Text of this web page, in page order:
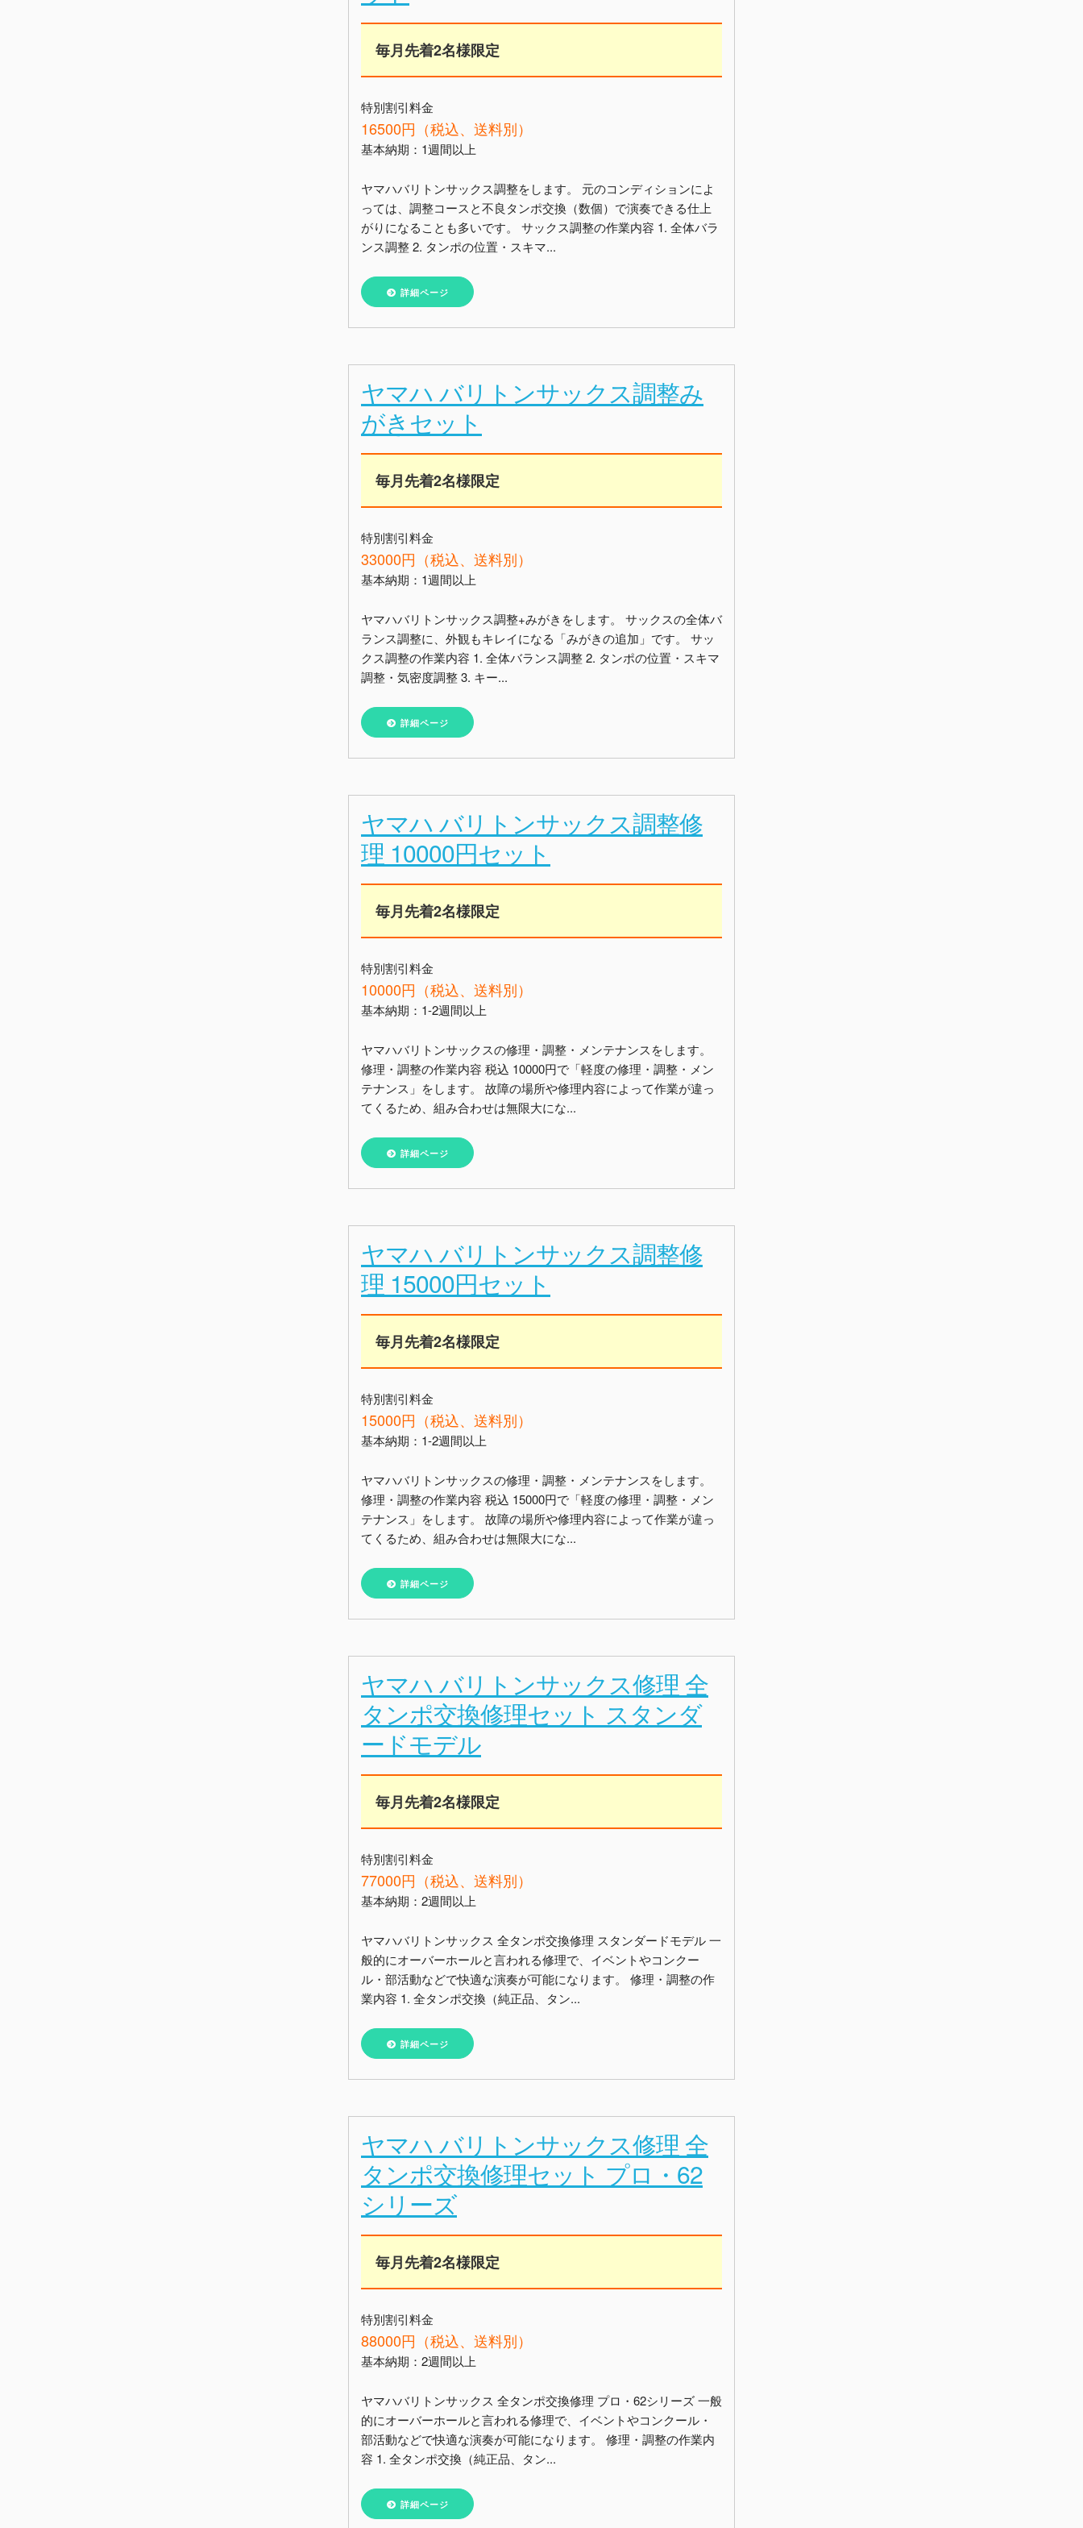
毎月先着2名様限定
特別割引料金
16500円（税込、送料別）
基本納期：1週間以上
ヤマハバリトンサックス調整をします。 元のコンディションによ
っては、調整コースと不良タンポ交換（数個）で演奏できる仕上
がりになることも多いです。 サックス調整の作業内容 1. 全体バラ
ンス調整 2. タンポの位置・スキマ...
詳細ページ
ヤマハ バリトンサックス調整み
がきセット
毎月先着2名様限定
特別割引料金
33000円（税込、送料別）
基本納期：1週間以上
ヤマハバリトンサックス調整+みがきをします。 サックスの全体バ
ランス調整に、外観もキレイになる「みがきの追加」です。 サッ
クス調整の作業内容 1. 全体バランス調整 2. タンポの位置・スキマ
調整・気密度調整 3. キー...
詳細ページ
ヤマハ バリトンサックス調整修
理 10000円セット
毎月先着2名様限定
特別割引料金
10000円（税込、送料別）
基本納期：1-2週間以上
ヤマハバリトンサックスの修理・調整・メンテナンスをします。
修理・調整の作業内容 税込 10000円で「軽度の修理・調整・メン
テナンス」をします。 故障の場所や修理内容によって作業が違っ
てくるため、組み合わせは無限大にな...
詳細ページ
ヤマハ バリトンサックス調整修
理 15000円セット
毎月先着2名様限定
特別割引料金
15000円（税込、送料別）
基本納期：1-2週間以上
ヤマハバリトンサックスの修理・調整・メンテナンスをします。
修理・調整の作業内容 税込 15000円で「軽度の修理・調整・メン
テナンス」をします。 故障の場所や修理内容によって作業が違っ
てくるため、組み合わせは無限大にな...
詳細ページ
ヤマハ バリトンサックス修理 全
タンポ交換修理セット スタンダ
ードモデル
毎月先着2名様限定
特別割引料金
77000円（税込、送料別）
基本納期：2週間以上
ヤマハバリトンサックス 全タンポ交換修理 スタンダードモデル 一
般的にオーバーホールと言われる修理で、イベントやコンクー
ル・部活動などで快適な演奏が可能になります。 修理・調整の作
業内容 1. 全タンポ交換（純正品、タン...
詳細ページ
ヤマハ バリトンサックス修理 全
タンポ交換修理セット プロ・62
シリーズ
毎月先着2名様限定
特別割引料金
88000円（税込、送料別）
基本納期：2週間以上
ヤマハバリトンサックス 全タンポ交換修理 プロ・62シリーズ 一般
的にオーバーホールと言われる修理で、イベントやコンクール・
部活動などで快適な演奏が可能になります。 修理・調整の作業内
容 1. 全タンポ交換（純正品、タン...
詳細ページ